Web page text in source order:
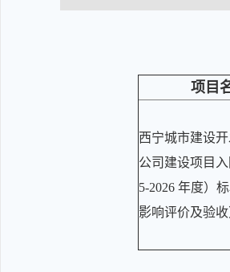
项目
西宁城市建设
公司建设项目
5-2026 年度）
影响评价及验收